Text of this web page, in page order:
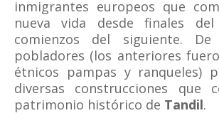
inmigrantes europeos que
nueva vida desde finales
comienzos del siguiente.
pobladores (los anteriores
étnicos pampas y ranqueles)
diversas construcciones que
patrimonio histórico de Tandil.